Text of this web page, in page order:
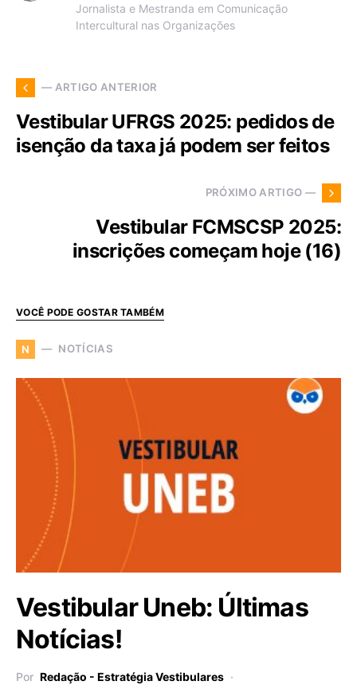
Jornalista e Mestranda em Comunicação
Intercultural nas Organizações
— ARTIGO ANTERIOR
Vestibular UFRGS 2025: pedidos de
isenção da taxa já podem ser feitos
PRÓXIMO ARTIGO —
Vestibular FCMSCSP 2025:
inscrições começam hoje (16)
VOCÊ PODE GOSTAR TAMBÉM
N NOTÍCIAS
Vestibular Uneb: Últimas
Notícias!
Por Redação - Estratégia Vestibulares